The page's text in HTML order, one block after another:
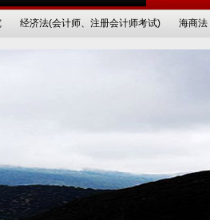
经济法(会计师、注册会计师考试) 海商法